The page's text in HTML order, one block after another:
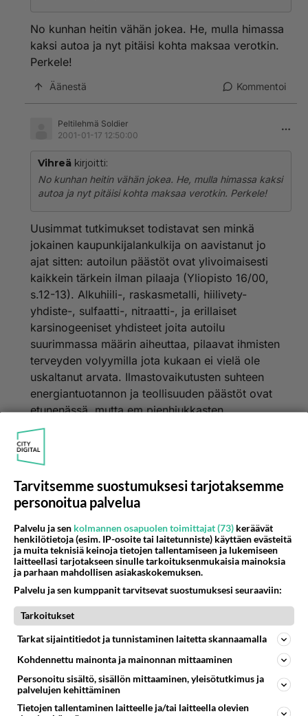
No kunhan heitin vähän jokea. He, mulla himassa
kaksi autoa ja nyt pitäisi kohta maksaa verotkin.
Perkele!
Äänestä Kommentoi
Peltilehmä Soldier
2001-01-17 12:50:00
Vihreä kirjoitti:
No kunhan heitin vähän jokea. He, mulla himassa kaksi
autoa ja nyt pitäisi kohta maksaa verotkin. Perkele!
Uusimmat tutkimukset todistavat sen minkä
jokainen kaupunkijalankulkija on aavistanut jo
ajat sitten: autoilun päästöt ovat ylivoimaisesti
kaikkein tärkein ilman pilaaja (Yliopisto 16/00,
s.12-13). Alkuhiili-, raskasmetalli, hiilivety-
yhdiste-, sulfaatti-, nitraatti-, ja erillaiset
karsinogeeniset yhdisteet joita autoilu
suurimmassa määrin aiheuttaa, pilaavat ihmisten
terveyden volyymilla jota kukaan ei vielä ole
uskaltanut arvata. Ilmastovaikutusten suhteen
energiantuotannon ja teollisuuden päästöt ovat
etunenässä, mutta em.pienhiukkasten
aiheuttamissa terveysvaikutuksissa peltilehmä on
kirkkaassa pääosassa. Ilman epäpuhtaudet
aiheuttavat 200-400 ennenaikaista kuolemaa
hengitystieinfektiot ja lasten allergisuus
lisääntyvät liikenteen jatkuvan kasvun myötä.
Yhteiskunnallinen kokonaislasku tästä terveyden
menetyksestä on vielä mittaamaton.
Katalysaattorin ja polttoaineen puhdistumisen
aiheuttamia pakokaasun "laadunparannusta" on
autokansa innokkaasti toitottanut. Uusi
pienhiukkastutkimus vetää maton tämän
propagandan alta. Tähän asti on mitattu vain
rikin, lyijyn ja hään pitoisuuksia, ei pienhiukkasia
joiden terveyttä pilaavat vaikutukset on vihdoin
huomattu. Kun tämän lisäksi voi todeta melun
jatkuvan lisääntymisen turhan autoilun
Tarvitsemme suostumuksesi tarjotaksemme
personoitua palvelua
Palvelu ja sen kolmannen osapuolen toimittajat (73) keräävät
henkilötietoja (esim. IP-osoite tai laitetunniste) käyttäen evästeitä
ja muita teknisiä keinoja tietojen tallentamiseen ja lukemiseen
laitteellasi tarjotakseen sinulle tarkoituksenmukaisia mainoksia
ja parhaan mahdollisen asiakaskokemuksen.
Palvelu ja sen kumppanit tarvitsevat suostumuksesi seuraaviin:
Tarkoitukset
Tarkat sijaintitiedot ja tunnistaminen laitetta skannaamalla
Kohdennettu mainonta ja mainonnan mittaaminen
Personoitu sisältö, sisällön mittaaminen, yleisötutkimus ja
palvelujen kehittäminen
Tietojen tallentaminen laitteelle ja/tai laitteella olevien